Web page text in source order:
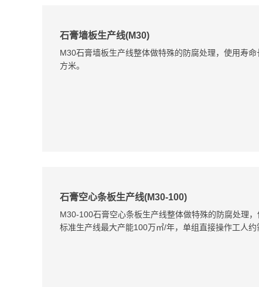
石膏墙板生产线(M30)
M30石膏墙板生产线整体做特殊的防腐处理，使用寿
方米。
石膏空心条板生产线(M30-100)
M30-100石膏空心条板生产线整体做特殊的防腐处理
标准生产线最大产能100万㎡/年，单组直接操作工人约